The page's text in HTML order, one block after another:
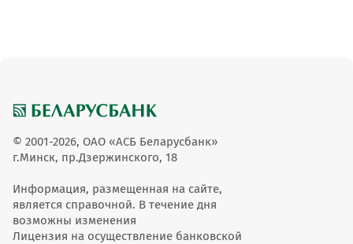
© 2001-2026, ОАО «АСБ Беларусбанк»
г.Минск, пр.Дзержинского, 18
Информация, размещенная на сайте,
является справочной. В течение дня
возможны изменения
Лицензия на осуществление банковской